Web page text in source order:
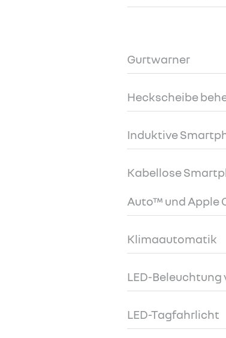
Gurtwarner
Heckscheibe
Induktive
Kabellose
Auto™ und Apple
Klimaautomatik
LED-
LED-Tagfahrlicht